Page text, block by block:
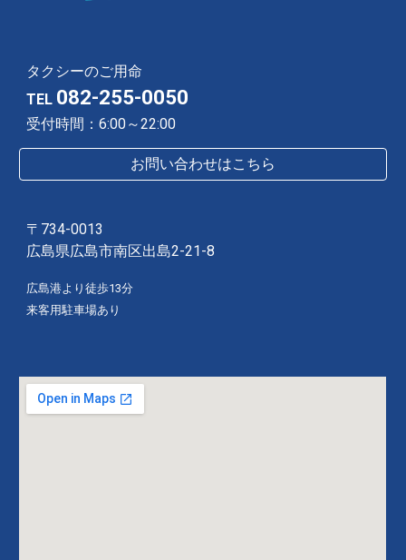
タクシーのご用命
TEL 082-255-0050
受付時間：6:00～22:00
お問い合わせはこちら
〒734-0013
広島県広島市南区出島2-21-8
広島港より徒歩13分
来客用駐車場あり